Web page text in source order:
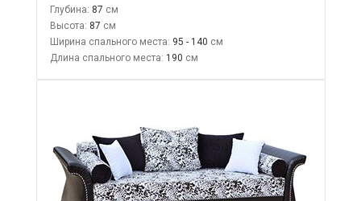
Глубина: 87
Высота: 87
Ширина спального места: 95 - 140
Длина спального места: 190